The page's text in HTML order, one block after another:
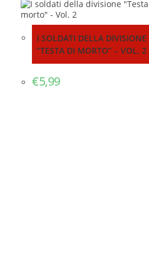
I SOLDATI DELLA DIVISIONE
“TESTA DI MORTO” – VOL. 2
€5,99